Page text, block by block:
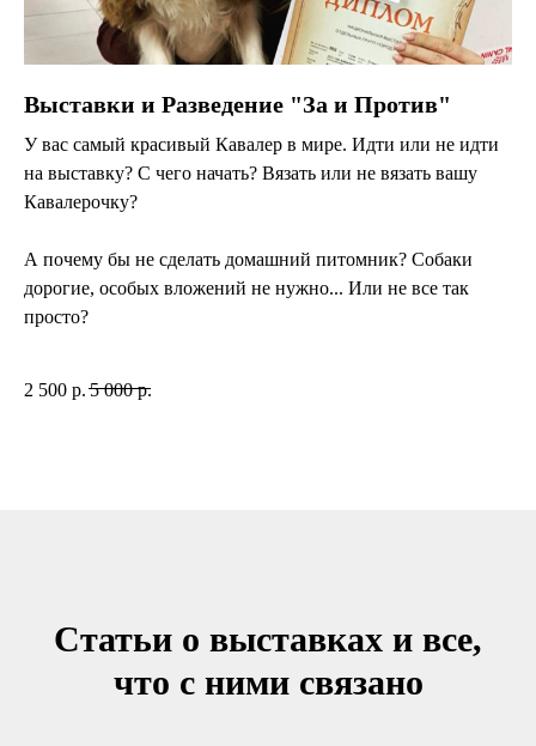
Выставки и Разведение "За и Против"
У вас самый красивый Кавалер в мире. Идти или не идти
на выставку? С чего начать? Вязать или не вязать вашу
Кавалерочку?
А почему бы не сделать домашний питомник? Собаки
дорогие, особых вложений не нужно... Или не все так
просто?
2 500 р. 5 000 р.
Статьи о выставках и все,
что с ними связано